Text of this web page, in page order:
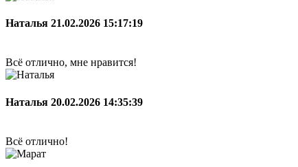
Наталья 21.02.2026 15:17:19
Всё отлично, мне нравится!
Наталья 20.02.2026 14:35:39
Всё отлично!